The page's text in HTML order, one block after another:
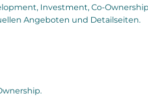
Investment, Co-
Angeboten und Detailseiten.